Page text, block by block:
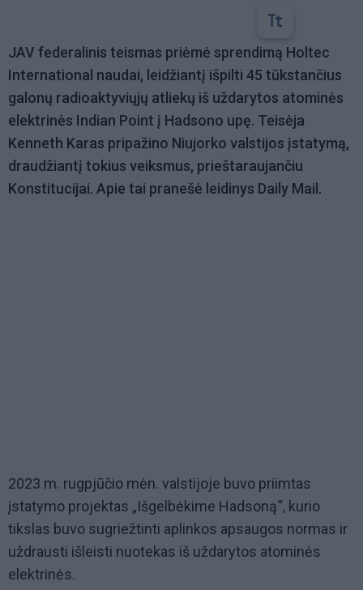
JAV federalinis teismas priėmė sprendimą Holtec
International naudai, leidžiantį išpilti 45 tūkstančius
galonų radioaktyviųjų atliekų iš uždarytos atominės
elektrinės Indian Point į Hadsono upę. Teisėja
Kenneth Karas pripažino Niujorko valstijos įstatymą,
draudžiantį tokius veiksmus, prieštaraujančiu
Konstitucijai. Apie tai pranešė leidinys Daily Mail.
2023 m. rugpjūčio mėn. valstijoje buvo priimtas
įstatymo projektas „Išgelbėkime Hadsoną“, kurio
tikslas buvo sugriežtinti aplinkos apsaugos normas ir
uždrausti išleisti nuotekas iš uždarytos atominės
elektrinės.